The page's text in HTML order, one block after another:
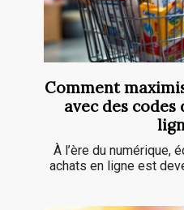
Comment
avec des
À l’ère du numérique,
achats en ligne est